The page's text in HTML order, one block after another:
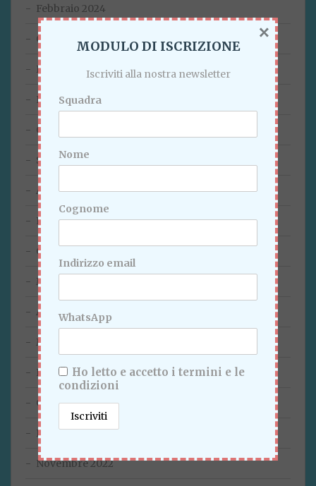
Febbraio 2024
Gennaio 2024
Dicembre 2023
Novembre 2023
Ottobre 2023
Settembre 2023
Agosto 2023
Luglio 2023
Giugno 2023
Maggio 2023
Aprile 2023
Marzo 2023
Febbraio 2023
Gennaio 2023
Dicembre 2022
Novembre 2022
MODULO DI ISCRIZIONE
Iscriviti alla nostra newsletter
Squadra
Nome
Cognome
Indirizzo email
WhatsApp
Ho letto e accetto i termini e le
condizioni
×